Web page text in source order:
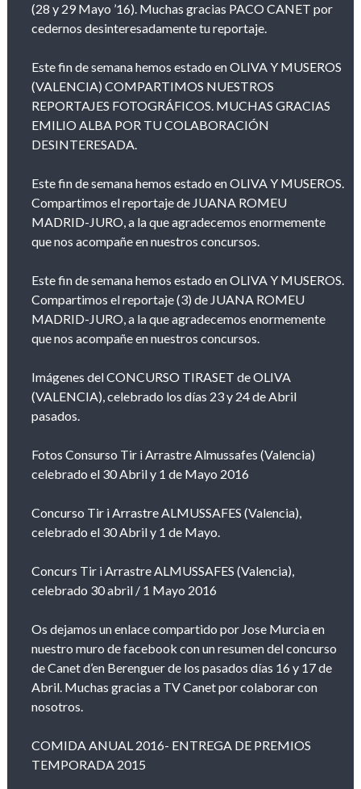
(28 y 29 Mayo ’16). Muchas gracias PACO CANET por
cedernos desinteresadamente tu reportaje.
Este fin de semana hemos estado en OLIVA Y MUSEROS
(VALENCIA) COMPARTIMOS NUESTROS
REPORTAJES FOTOGRÁFICOS. MUCHAS GRACIAS
EMILIO ALBA POR TU COLABORACIÓN
DESINTERESADA.
Este fin de semana hemos estado en OLIVA Y MUSEROS.
Compartimos el reportaje de JUANA ROMEU
MADRID-JURO, a la que agradecemos enormemente
que nos acompañe en nuestros concursos.
Este fin de semana hemos estado en OLIVA Y MUSEROS.
Compartimos el reportaje (3) de JUANA ROMEU
MADRID-JURO, a la que agradecemos enormemente
que nos acompañe en nuestros concursos.
Imágenes del CONCURSO TIRASET de OLIVA
(VALENCIA), celebrado los días 23 y 24 de Abril
pasados.
Fotos Consurso Tir i Arrastre Almussafes (Valencia)
celebrado el 30 Abril y 1 de Mayo 2016
Concurso Tir i Arrastre ALMUSSAFES (Valencia),
celebrado el 30 Abril y 1 de Mayo.
Concurs Tir i Arrastre ALMUSSAFES (Valencia),
celebrado 30 abril / 1 Mayo 2016
Os dejamos un enlace compartido por Jose Murcia en
nuestro muro de facebook con un resumen del concurso
de Canet d’en Berenguer de los pasados días 16 y 17 de
Abril. Muchas gracias a TV Canet por colaborar con
nosotros.
COMIDA ANUAL 2016- ENTREGA DE PREMIOS
TEMPORADA 2015